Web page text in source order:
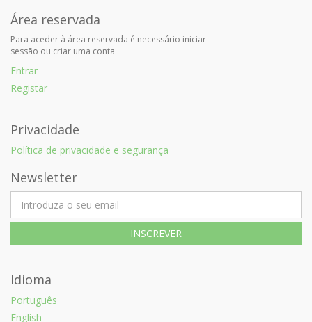
Área reservada
Para aceder à área reservada é necessário iniciar
sessão ou criar uma conta
Entrar
Registar
Privacidade
Política de privacidade e segurança
Newsletter
Idioma
Português
English